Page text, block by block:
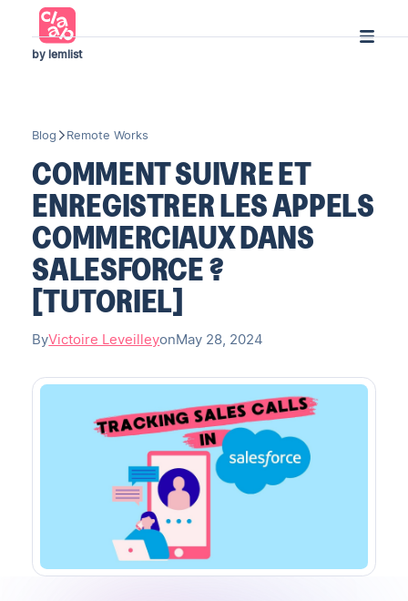
by lemlist
Blog Remote Works
COMMENT SUIVRE ET
ENREGISTRER LES APPELS
COMMERCIAUX DANS
SALESFORCE ?
[TUTORIEL]
ByVictoire LeveilleyonMay 28, 2024